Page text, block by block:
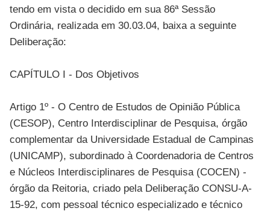
tendo em vista o decidido em sua 86ª Sessão
Ordinária, realizada em 30.03.04, baixa a seguinte
Deliberação:
CAPÍTULO I - Dos Objetivos
Artigo 1º - O Centro de Estudos de Opinião Pública
(CESOP), Centro Interdisciplinar de Pesquisa, órgão
complementar da Universidade Estadual de Campinas
(UNICAMP), subordinado à Coordenadoria de Centros
e Núcleos Interdisciplinares de Pesquisa (COCEN) -
órgão da Reitoria, criado pela Deliberação CONSU-A-
15-92, com pessoal técnico especializado e técnico